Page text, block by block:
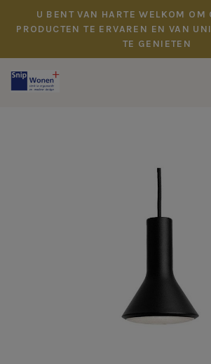
U BENT VAN HARTE WELKOM OM
PRODUCTEN TE ERVAREN EN VAN
TE GENIETEN